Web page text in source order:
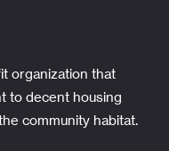
organization that
to decent housing
community habitat.